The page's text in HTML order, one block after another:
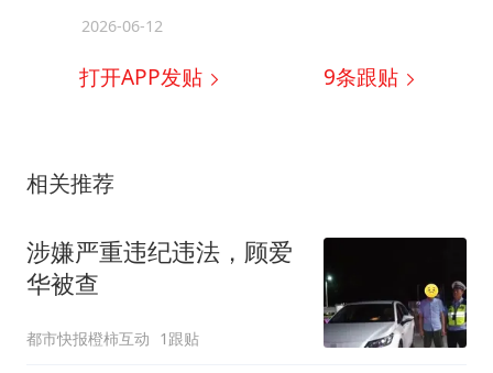
2026-06-12
打开APP发贴 9条跟贴
相关推荐
涉嫌严重违纪违法，顾爱
华被查
都市快报橙柿互动 1跟贴